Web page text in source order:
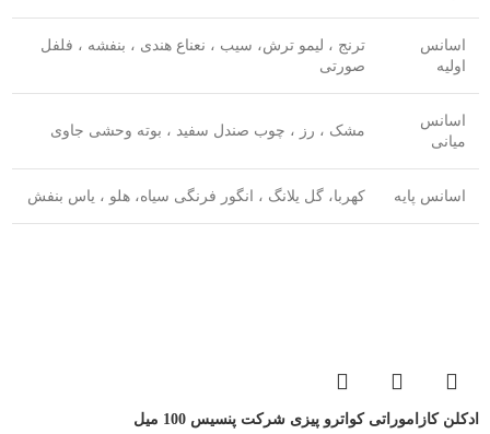
اسانس
اولیه
ترنج ، لیمو ترش، سیب ، نعناع هندی ، بنفشه ، فلفل
صورتی
اسانس
میانی
مشک ، رز ، چوب صندل سفید ، بوته وحشی جاوی
اسانس پایه کهربا، گل یلانگ ، انگور فرنگی سیاه، هلو ، یاس بنفش
ادکلن کازاموراتی کواترو پیزی شرکت پنسیس 100 میل